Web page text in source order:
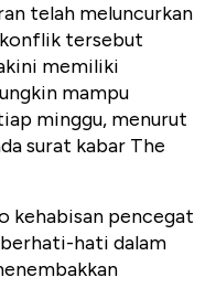
telah meluncurkan
tersebut
memiliki
mampu
minggu, menurut
surat kabar The
kehabisan pencegat
hati dalam